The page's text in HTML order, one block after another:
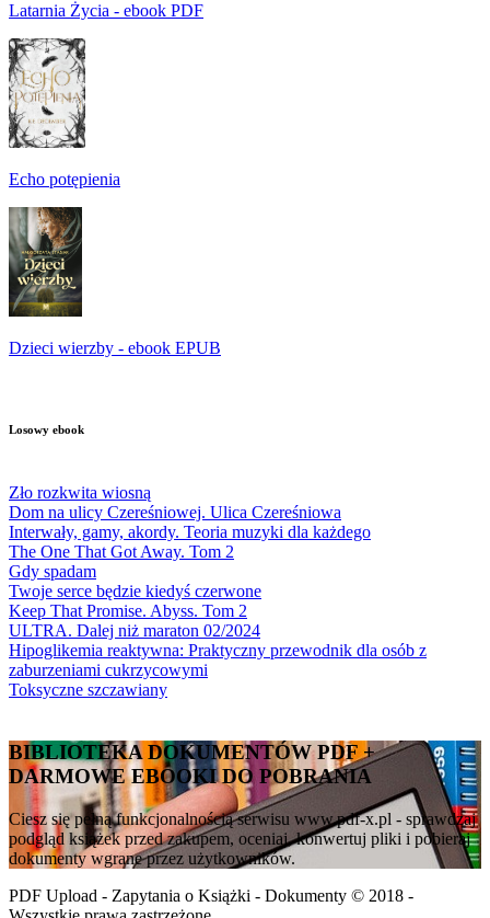
Latarnia Życia - ebook PDF
Echo potępienia
Dzieci wierzby - ebook EPUB
Losowy ebook
Zło rozkwita wiosną
Dom na ulicy Czereśniowej. Ulica Czereśniowa
Interwały, gamy, akordy. Teoria muzyki dla każdego
The One That Got Away. Tom 2
Gdy spadam
Twoje serce będzie kiedyś czerwone
Keep That Promise. Abyss. Tom 2
ULTRA. Dalej niż maraton 02/2024
Hipoglikemia reaktywna: Praktyczny przewodnik dla osób z
zaburzeniami cukrzycowymi
Toksyczne szczawiany
BIBLIOTEKA DOKUMENTÓW PDF +
DARMOWE EBOOKI DO POBRANIA
Ciesz się pełną funkcjonalnością serwisu www.pdf-x.pl - sprawdzaj
podgląd książek przed zakupem, oceniaj, konwertuj pliki i pobieraj
dokumenty wgrane przez użytkowników.
PDF Upload - Zapytania o Książki - Dokumenty © 2018 -